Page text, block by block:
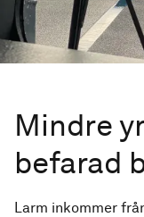
Mindre
befarad
Larm inkommer